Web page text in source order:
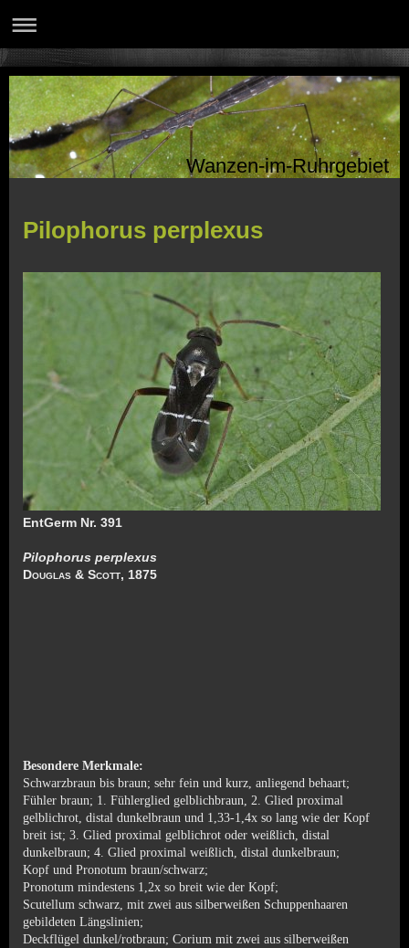
Wanzen-im-Ruhrgebiet
Pilophorus perplexus
EntGerm Nr. 391
Pilophorus perplexus
Douglas & Scott, 1875
Besondere Merkmale:
Schwarzbraun bis braun; sehr fein und kurz, anliegend behaart;
Fühler braun; 1. Fühlerglied gelblichbraun, 2. Glied proximal
gelblichrot, distal dunkelbraun und 1,33-1,4x so lang wie der Kopf
breit ist; 3. Glied proximal gelblichrot oder weißlich, distal
dunkelbraun; 4. Glied proximal weißlich, distal dunkelbraun;
Kopf und Pronotum braun/schwarz;
Pronotum mindestens 1,2x so breit wie der Kopf;
Scutellum schwarz, mit zwei aus silberweißen Schuppenhaaren
gebildeten Längslinien;
Deckflügel dunkel/rotbraun; Corium mit zwei aus silberweißen